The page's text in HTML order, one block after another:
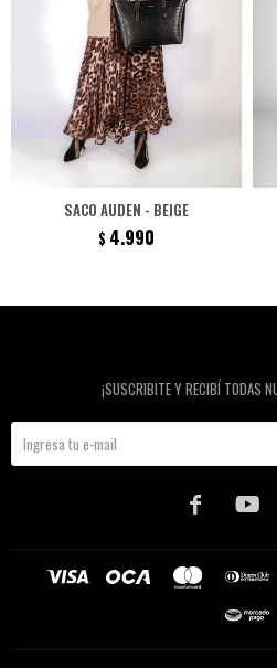
SACO AUDEN - BEIGE
$ 4.990
¡SUSCRIBITE Y RECIBÍ TODAS
 